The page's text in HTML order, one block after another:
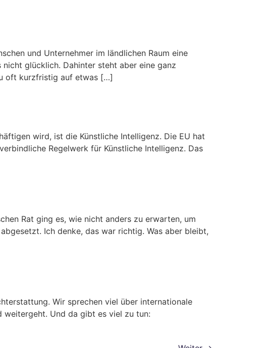
und Unternehmer im ländlichen Raum eine
glücklich. Dahinter steht aber eine ganz
oft kurzfristig auf etwas […]
wird, ist die Künstliche Intelligenz. Die EU hat
Regelwerk für Künstliche Intelligenz. Das
Rat ging es, wie nicht anders zu erwarten, um
Ich denke, das war richtig. Was aber bleibt,
Wir sprechen viel über internationale
weitergeht. Und da gibt es viel zu tun: